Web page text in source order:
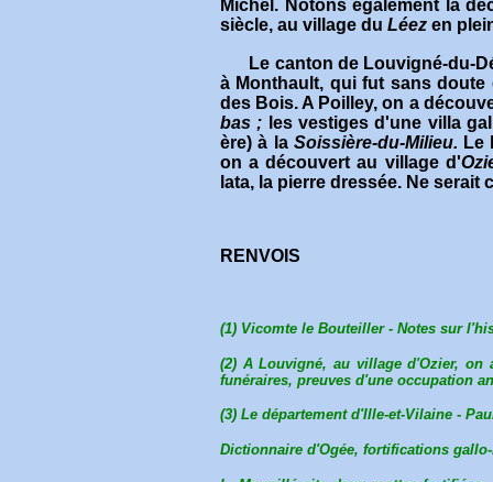
Michel. Notons également la
siècle, au village du Léez en
Le canton de Louvigné-du-
à Monthault, qui fut sans
des Bois. A Poilley, on a
bas ; les vestiges d'une villa
ère) à la Soissière-du-Milieu. Le
on a découvert au village d'
lata, la pierre dressée. Ne
RENVOIS
(1) Vicomte le Bouteiller - Notes sur
(2) A Louvigné, au village d'Ozier, on
funéraires, preuves d'une occupation
(3) Le département d'Ille-et-Vilaine -
Dictionnaire d'Ogée, fortifications